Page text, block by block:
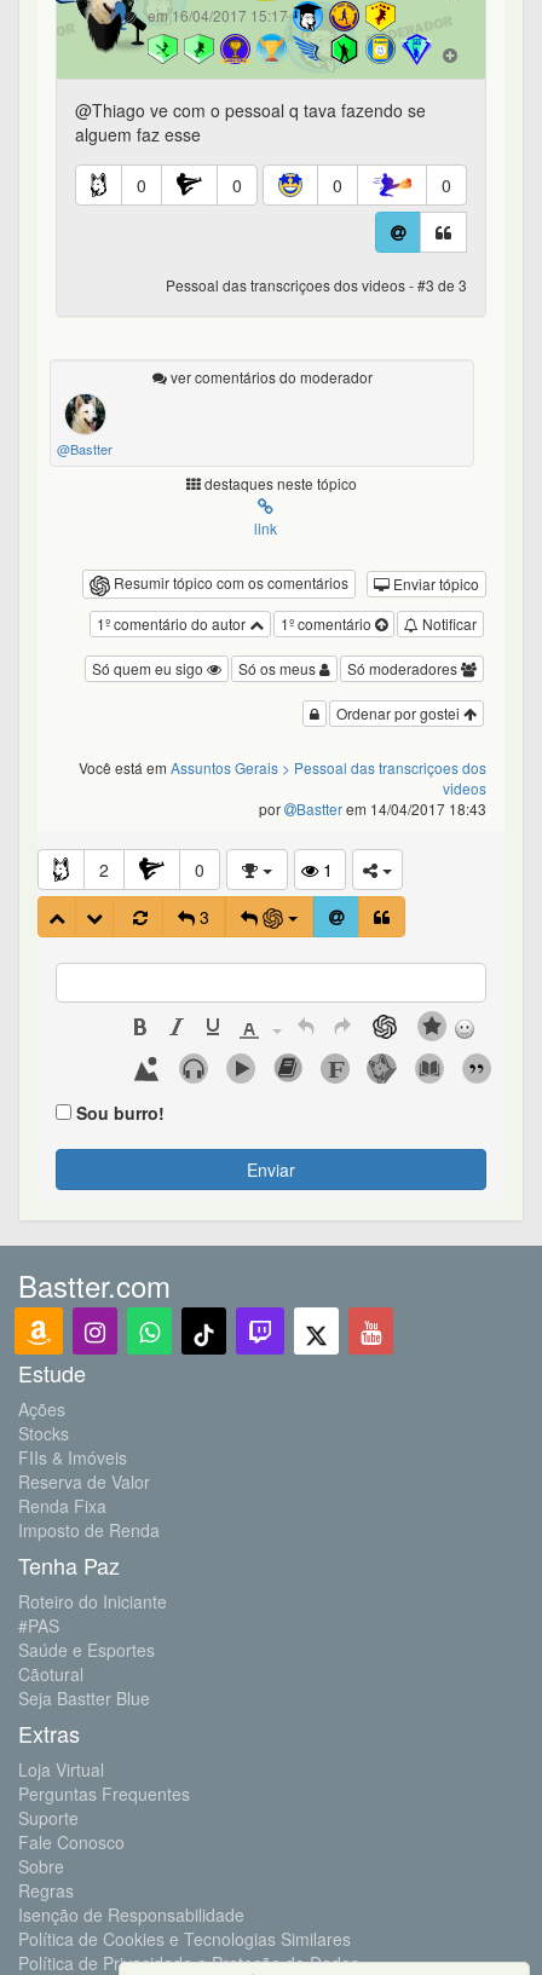
em 16/04/2017 15:17
@Thiago ve com o pessoal q tava fazendo se
alguem faz esse
0 0 0 0
Pessoal das transcriçoes dos videos - #3 de 3
ver comentários do moderador
@Bastter
destaques neste tópico
link
Resumir tópico com os comentários
Enviar tópico
Notificar
1º comentário
1º comentário do autor
Só moderadores
Só os meus
Só quem eu sigo
Ordenar por gostei
Você está em Assuntos Gerais > Pessoal das transcriçoes dos
videos
por
Bastterem 14/04/2017 18:43
2 0
1
3
Sou burro!
Enviar
Bastter.com
Estude
Ações
Stocks
FIIs & Imóveis
Reserva de Valor
Renda Fixa
Imposto de Renda
Tenha Paz
Roteiro do Iniciante
#PAS
Saúde e Esportes
Cãotural
Seja Bastter Blue
Extras
Loja Virtual
Perguntas Frequentes
Suporte
Fale Conosco
Sobre
Regras
Isenção de Responsabilidade
Política de Cookies e Tecnologias Similares
Política de Privacidade e Proteção de Dados